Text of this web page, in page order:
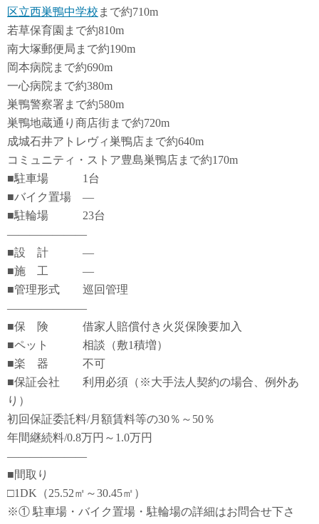
区立西巣鴨中学校 まで約710m
若草保育園まで約810m
南大塚郵便局まで約190m
岡本病院まで約690m
一心病院まで約380m
巣鴨警察署まで約580m
巣鴨地蔵通り商店街まで約720m
成城石井アトレヴィ巣鴨店まで約640m
コミュニティ・ストア豊島巣鴨店まで約170m
■駐車場 1台
■バイク置場 ―
■駐輪場 23台
―――――――
■設 計 ―
■施 工 ―
■管理形式 巡回管理
―――――――
■保 険 借家人賠償付き火災保険要加入
■ペット 相談（敷1積増）
■楽 器 不可
■保証会社 利用必須（※大手法人契約の場合、例外あ
り）
初回保証委託料/月額賃料等の30％～50％
年間継続料/0.8万円～1.0万円
―――――――
■間取り
□1DK（25.52㎡～30.45㎡）
※① 駐車場・バイク置場・駐輪場の詳細はお問合せ下さ